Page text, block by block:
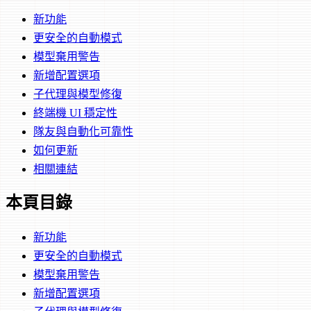
新功能
更安全的自動模式
模型棄用警告
新增配置選項
子代理與模型修復
終端機 UI 穩定性
隊友與自動化可靠性
如何更新
相關連結
本頁目錄
新功能
更安全的自動模式
模型棄用警告
新增配置選項